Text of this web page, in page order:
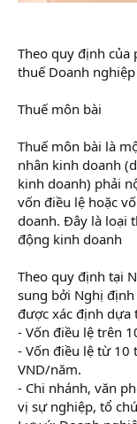
Theo quy định của
thuế Doanh
Thuế môn bài
Thuế môn bài là
nhân kinh doanh
kinh doanh) phải
vốn điều lệ hoặc
doanh. Đây là loại
động kinh doanh
Theo quy định tại
sung bởi Nghị
được xác định dựa
- Vốn điều lệ trên
- Vốn điều lệ từ 10
VND/năm.
- Chi nhánh, văn
vị sự nghiệp, tổ